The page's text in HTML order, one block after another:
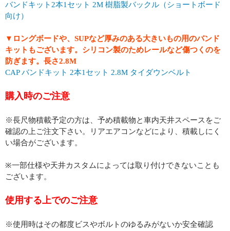
バンドキット2本1セット 2M 樹脂製バックル（ショートボード
向け）
▼ロングボードや、SUPなど厚みのある大きいもの用のバンド
キットもございます。シリコン製のためレールなど傷つくのを
防ぎます。長さ2.8M
CAP バンドキット 2本1セット 2.8M タイダウンベルト
購入時のご注意
※長尺物積載予定の方は、予め積載物と車内天井スペースをご
確認の上ご注文下さい。リアエアコンなどにより、積載しにく
い場合がございます。
※一部仕様や天井カスタムによっては取り付けできないことも
ございます。
使用する上でのご注意
※使用時はその都度ビスやボルトのゆるみがないか安全確認